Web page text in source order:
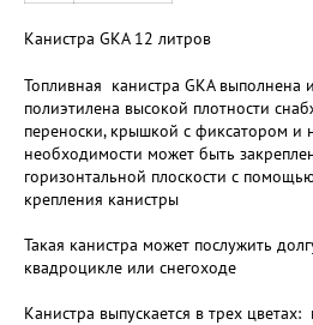
Канистра GKA 12 литров
Топливная канистра GKA выполнена
полиэтилена высокой плотности
переноски, крышкой с фиксатором и
необходимости может быть
горизонтальной плоскости с
крепления канистры
Такая канистра может послужить
квадроцикле или снегоходе
Канистра выпускается в трех